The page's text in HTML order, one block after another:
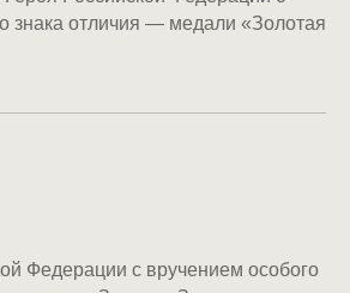
знака отличия — медали «Золотая
Федерации с вручением особого